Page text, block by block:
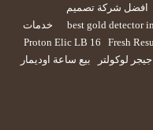
افضل شركة تصميم
best gold detector
خدمات
Proton Elic LB 16
Fresh
لوكولتر
بيع ساعة اوديمار